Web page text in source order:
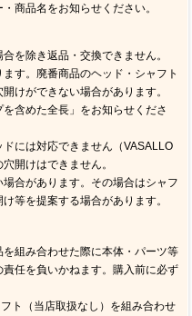
商品名をお知らせください。
を除き返品・交換できません。
す。廃番商品のヘッド・シャフト
けができない場合があります。
含めた全長」をお知らせくださ
には対応できません（VASALLO
開けはできません。
合があります。その場合はシャフ
等を提案する場合があります。
組み合わせた際に本体・パーツ等
任を負いかねます。購入前に必ず
ト（当店取扱なし）を組み合わせ